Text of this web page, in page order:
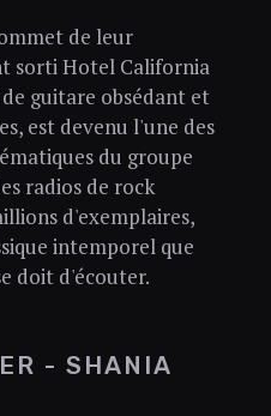
de leur
sorti Hotel California
guitare obsédant et
est devenu l'une des
du groupe
radios de rock
d'exemplaires,
intemporel que
doit d'écouter.
- SHANIA